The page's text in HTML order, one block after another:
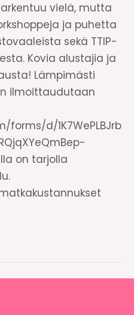
vielä, mutta
ja puhetta
sekä TTIP-
Kovia alustajia ja
Lämpimästi
ilmoittaudutaan
d/1K7WePLBJrb
on tarjolla